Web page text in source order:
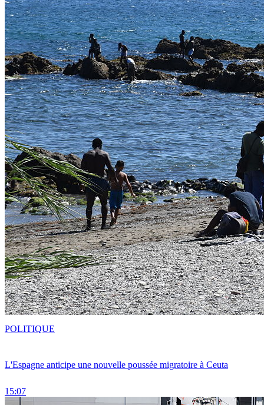
L'Espagne anticipe une nouvelle poussée migratoire à Ceuta
15:07
POLITIQUE